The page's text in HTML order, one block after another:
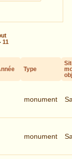
11
Type
monument
monument